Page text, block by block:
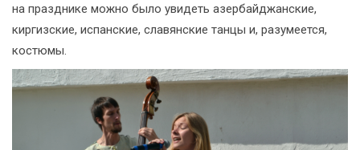
на празднике можно было увидеть азербайджанские,
киргизские, испанские, славянские танцы и, разумеется,
костюмы.